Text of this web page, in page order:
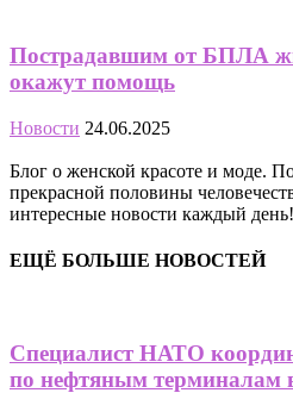
Пострадавшим от БПЛА
окажут помощь
Новости 24.06.2025
Блог о женской красоте и моде.
прекрасной половины
интересные новости каждый день!
ЕЩЁ БОЛЬШЕ НОВОСТЕЙ
Специалист НАТО
по нефтяным терминалам